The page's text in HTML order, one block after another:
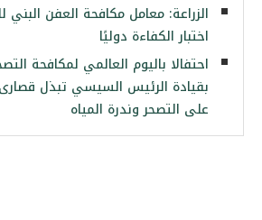
الزراعة: معامل مكافحة العفن
اختبار الكفاءة دوليًا
احتفالا باليوم العالمي لمكافحة
بقيادة الرئيس السيسي تبذل
على التصحر وندرة المياه